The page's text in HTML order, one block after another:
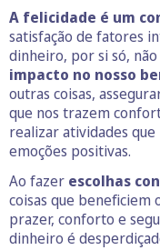
A felicidade é um
satisfação de fatores
dinheiro, por si só,
impacto no nosso
outras coisas,
que nos trazem
realizar atividades
emoções positivas.
Ao fazer escolhas
coisas que beneficiem
prazer, conforto e
dinheiro é